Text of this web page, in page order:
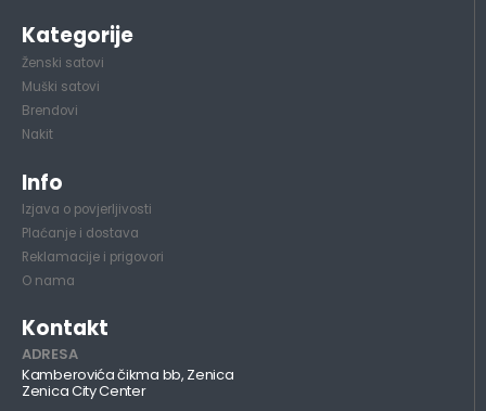
Kategorije
Ženski satovi
Muški satovi
Brendovi
Nakit
Info
Izjava o povjerljivosti
Plaćanje i dostava
Reklamacije i prigovori
O nama
Kontakt
ADRESA
Kamberovića čikma bb, Zenica
Zenica City Center